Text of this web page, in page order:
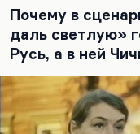
парадоксы их
меня очень умная
семинаре («Как
говорит…
Почему в
даль светлую»
Русь, а в ней